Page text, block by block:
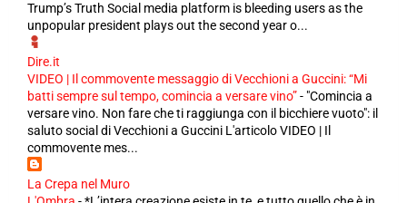
Trump’s Truth Social media platform is bleeding users as the
unpopular president plays out the second year o...
Dire.it
VIDEO | Il commovente messaggio di Vecchioni a Guccini: “Mi
batti sempre sul tempo, comincia a versare vino”- "Comincia a
versare vino. Non fare che ti raggiunga con il bicchiere vuoto": il
saluto social di Vecchioni a Guccini L'articolo VIDEO | Il
commovente mes...
La Crepa nel Muro